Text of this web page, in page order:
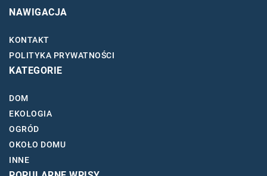
NAWIGACJA
KONTAKT
POLITYKA PRYWATNOŚCI
KATEGORIE
DOM
EKOLOGIA
OGRÓD
OKOŁO DOMU
INNE